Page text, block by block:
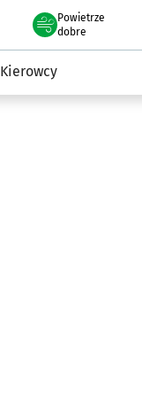
Powietrze
we Wrocławiu
dobre
Kierowcy